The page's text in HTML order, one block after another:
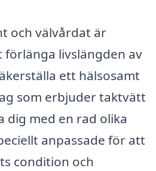
och välvårdat är
livslängden av
ett hälsosamt
som erbjuder taktvätt
dig med en rad olika
anpassade för att
condition och